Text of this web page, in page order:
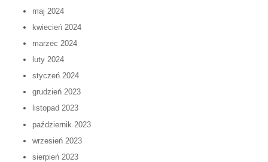
maj 2024
kwiecień 2024
marzec 2024
luty 2024
styczeń 2024
grudzień 2023
listopad 2023
październik 2023
wrzesień 2023
sierpień 2023